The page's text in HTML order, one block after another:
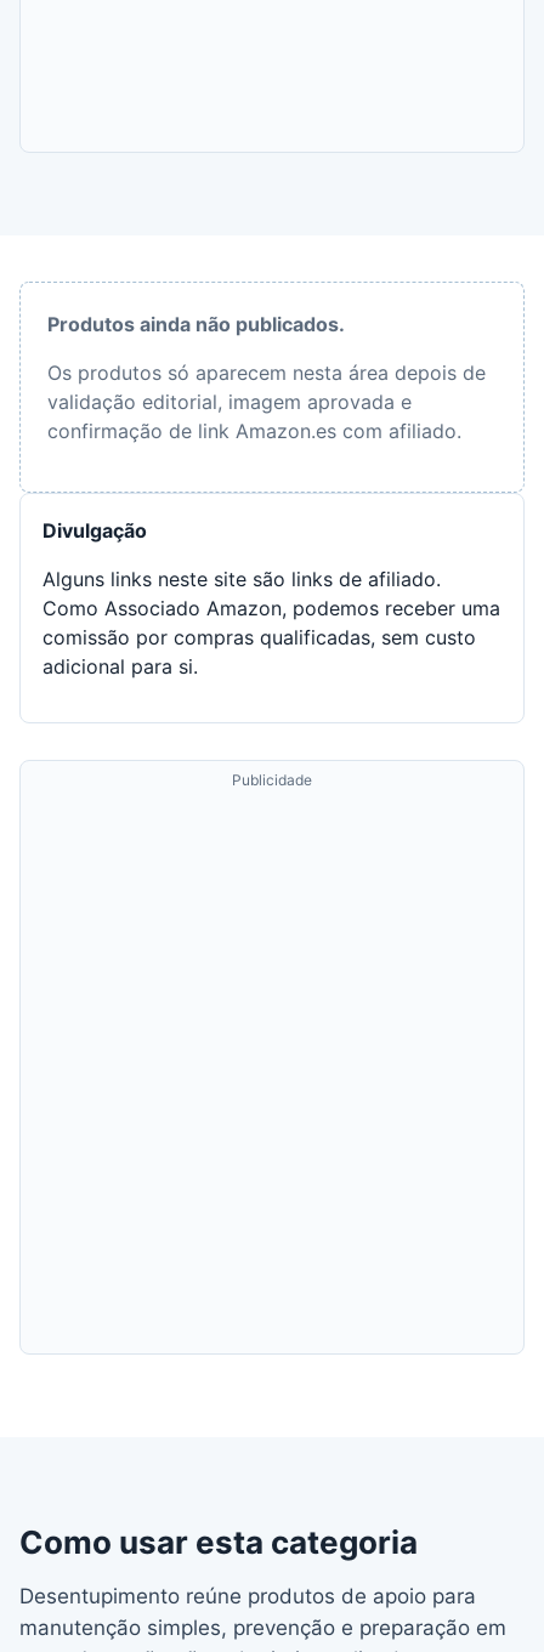
Produtos ainda não publicados.
Os produtos só aparecem nesta área depois de
validação editorial, imagem aprovada e
confirmação de link Amazon.es com afiliado.
Divulgação
Alguns links neste site são links de afiliado.
Como Associado Amazon, podemos receber uma
comissão por compras qualificadas, sem custo
adicional para si.
Publicidade
Como usar esta categoria
Desentupimento reúne produtos de apoio para
manutenção simples, prevenção e preparação em